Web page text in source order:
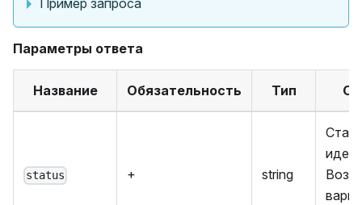
Пример запроса
Параметры ответа
Название Обязательность Тип
status + string